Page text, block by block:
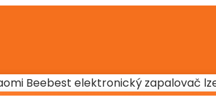
Beebest elektronický zapalovač